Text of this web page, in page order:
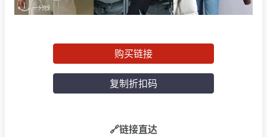
购买链接
复制折扣码
🔗链接直达